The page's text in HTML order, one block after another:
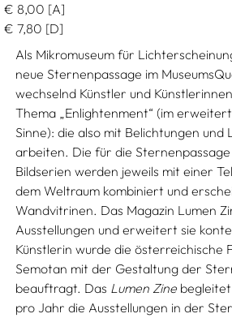
€ 8,00 [A]
€ 7,80 [D]
Als Mikromuseum für
neue Sternenpassage im
wechselnd Künstler und
Thema „Enlightenment“ (im
Sinne): die also mit Belichtungen und
arbeiten. Die für die
Bildserien werden jeweils mit einer
dem Weltraum kombiniert und
Wandvitrinen. Das Magazin Lumen
Ausstellungen und erweitert sie
Künstlerin wurde die österreichische
Semotan mit der Gestaltung der
beauftragt. Das Lumen Zine
pro Jahr die Ausstellungen in der